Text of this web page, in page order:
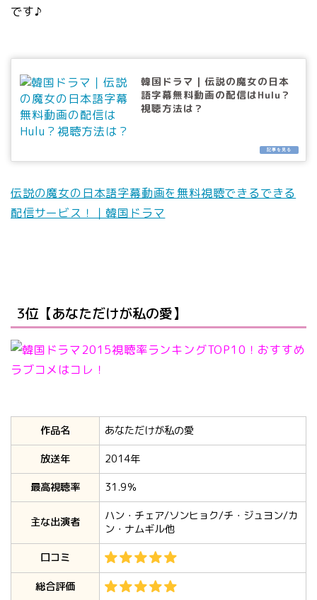
です♪
韓国ドラマ｜伝説の魔女の日本
語字幕無料動画の配信はHulu？
視聴方法は？
伝説の魔女の日本語字幕動画を無料視聴できるできる
配信サービス！｜韓国ドラマ
3位【あなただけが私の愛】
作品名
あなただけが私の愛
放送年
2014年
最高視聴率
31.9％
主な出演者
ハン・チェア/ソンヒョク/チ・ジュヨン/カ
ン・ナムギル他
口コミ
総合評価